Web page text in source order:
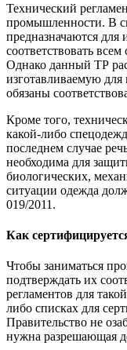
Технический
промышленности. В
предназначаются
соответствовать
Однако данный ТР
изготавливаемую
обязаны
Кроме того,
какой-либо
последнем случае
необходима для
биологических,
ситуации одежда
019/2011.
Как
Чтобы заниматься
подтверждать их
регламентов для
либо списках для
Правительство не
нужна разрешающая